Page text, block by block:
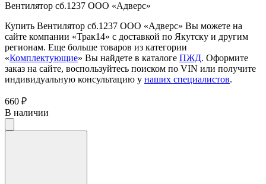
Вентилятор сб.1237 ООО «Адверс»
Купить Вентилятор сб.1237 ООО «Адверс» Вы можете на
сайте компании «Трак14» с доставкой по Якутску и другим
регионам. Еще больше товаров из категории
«Комплектующие» Вы найдете в каталоге ПЖД. Оформите
заказ на сайте, воспользуйтесь поиском по VIN или получите
индивидуальную консультацию у наших специалистов.
660 ₽
В наличии